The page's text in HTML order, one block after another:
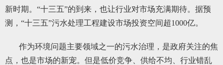
新时期。“十三五”的到来，也让行业对市场充满期待。据预
测，“十三五”污水处理工程建设市场投资空间超1000亿。
作为环境问题主要领域之一的污水治理，是政府关注的焦
点，也是市场的新宠。但是低价竞争、供给不均、行业错乱